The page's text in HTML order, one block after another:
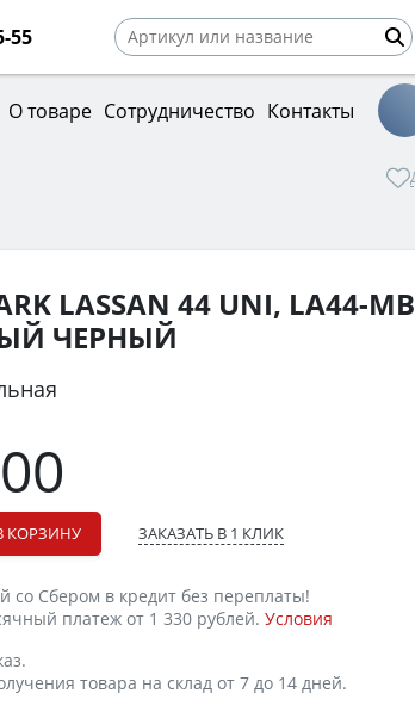
55
О товаре Сотрудничество Контакты
LASSAN 44 UNI, LA44-
ЧЕРНЫЙ
КОРЗИНУ ЗАКАЗАТЬ В 1 КЛИК
со Сбером в кредит без переплаты!
платеж от 1 330 рублей. Условия
товара на склад от 7 до 14 дней.